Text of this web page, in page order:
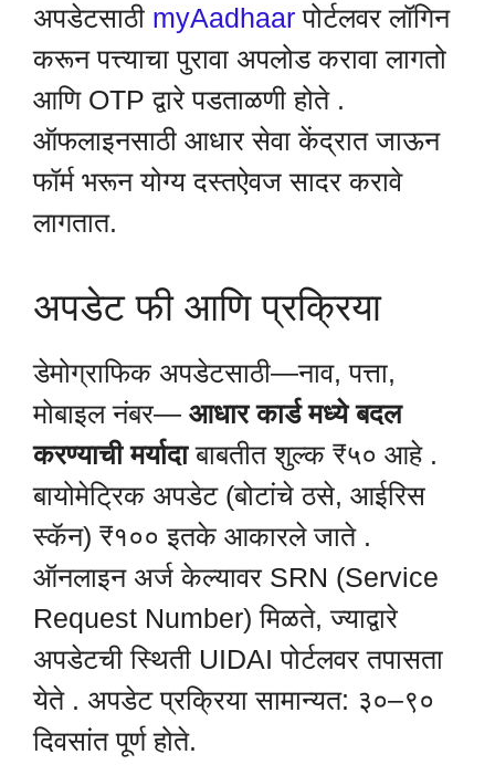
अपडेटसाठी myAadhaar पोर्टलवर लॉगिन
करून पत्त्याचा पुरावा अपलोड करावा लागतो
आणि OTP द्वारे पडताळणी होते .
ऑफलाइनसाठी आधार सेवा केंद्रात जाऊन
फॉर्म भरून योग्य दस्तऐवज सादर करावे
लागतात.
अपडेट फी आणि प्रक्रिया
डेमोग्राफिक अपडेटसाठी—नाव, पत्ता,
मोबाइल नंबर— आधार कार्ड मध्ये बदल
करण्याची मर्यादाबाबतीत शुल्क ₹५० आहे .
बायोमेट्रिक अपडेट (बोटांचे ठसे, आईरिस
स्कॅन) ₹१०० इतके आकारले जाते .
ऑनलाइन अर्ज केल्यावर SRN (Service
Request Number) मिळते, ज्याद्वारे
अपडेटची स्थिती UIDAI पोर्टलवर तपासता
येते . अपडेट प्रक्रिया सामान्यत: ३०–९०
दिवसांत पूर्ण होते.